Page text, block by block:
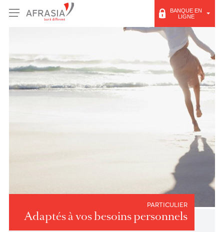
BANQUE